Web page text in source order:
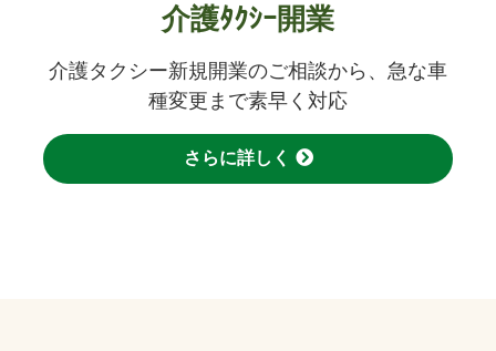
介護ﾀｸｼｰ開業
介護タクシー新規開業のご相談から、急な車
種変更まで素早く対応
さらに詳しく